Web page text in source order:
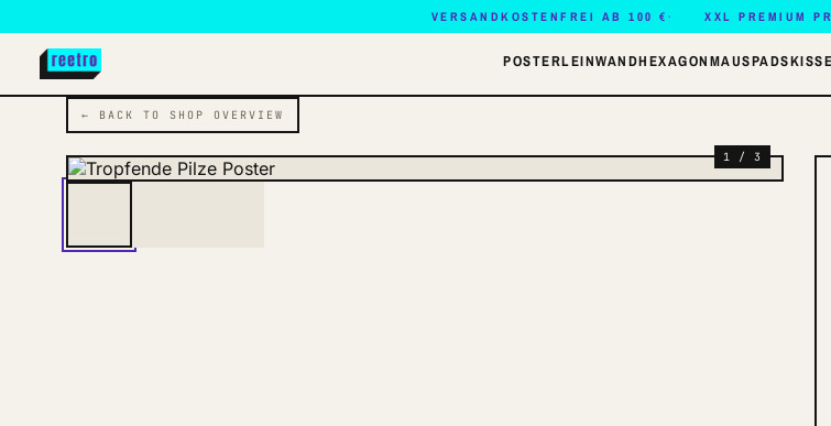
VERSANDKOSTENFREI AB 100 € XXL PREMIUM
POSTERLEINWANDHEXAGONMAUSPADS
← BACK TO SHOP OVERVIEW
1 / 3